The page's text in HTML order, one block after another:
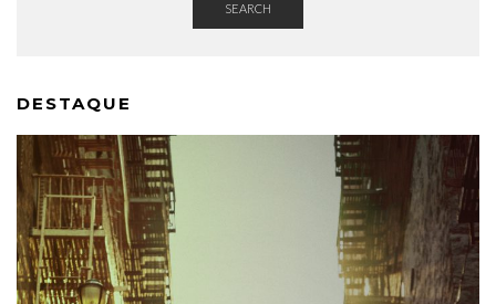
SEARCH
DESTAQUE